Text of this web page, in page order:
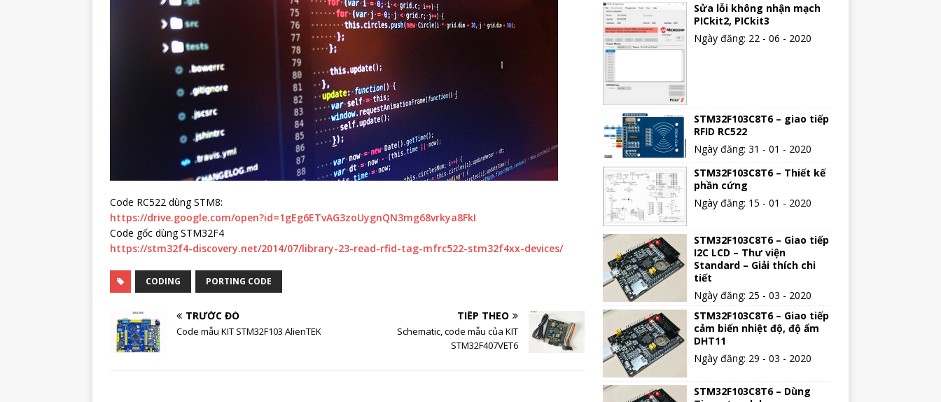
Code RC522 dùng STM8:
https://drive.google.com/open?id=1gEg6ETvAG3zoUygnQN3mg68vrkya8FkI
Code gốc dùng STM32F4
https://stm32f4-discovery.net/2014/07/library-23-read-rfid-tag-mfrc522-stm32f4xx-devices/
CODING PORTING CODE
TRƯỚC ĐÓ
Code mẫu KIT STM32F103 AlienTEK
TIẾP THEO
Schematic, code mẫu của KIT
STM32F407VET6
Sửa lỗi không nhận mạch
PICkit2, PICkit3
Ngày đăng: 22 - 06 - 2020
STM32F103C8T6 – giao tiếp
RFID RC522
Ngày đăng: 31 - 01 - 2020
STM32F103C8T6 – Thiết kế
phần cứng
Ngày đăng: 15 - 01 - 2020
STM32F103C8T6 – Giao tiếp
I2C LCD – Thư viện
Standard – Giải thích chi
tiết
Ngày đăng: 25 - 03 - 2020
STM32F103C8T6 – Giao tiếp
cảm biến nhiệt độ, độ ẩm
DHT11
Ngày đăng: 29 - 03 - 2020
STM32F103C8T6 – Dùng